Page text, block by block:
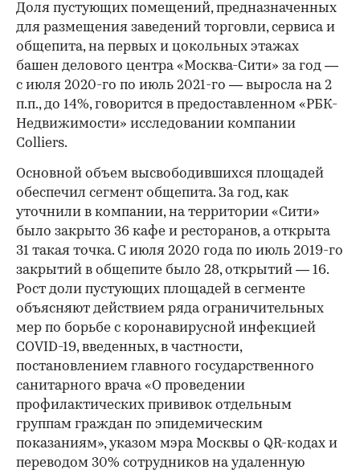
Доля пустующих помещений, предназначенных
для размещения заведений торговли, сервиса и
общепита, на первых и цокольных этажах
башен делового центра «Москва-Сити» за год —
с июля 2020-го по июль 2021-го — выросла на 2
п.п., до 14%, говорится в предоставленном «РБК-
Недвижимости» исследовании компании
Colliers.
Основной объем высвободившихся площадей
обеспечил сегмент общепита. За год, как
уточнили в компании, на территории «Сити»
было закрыто 36 кафе и ресторанов, а открыта
31 такая точка. С июля 2020 года по июль 2019-го
закрытий в общепите было 28, открытий — 16.
Рост доли пустующих площадей в сегменте
объясняют действием ряда ограничительных
мер по борьбе с коронавирусной инфекцией
COVID-19, введенных, в частности,
постановлением главного государственного
санитарного врача «О проведении
профилактических прививок отдельным
группам граждан по эпидемическим
показаниям», указом мэра Москвы о QR-кодах и
переводом 30% сотрудников на удаленную